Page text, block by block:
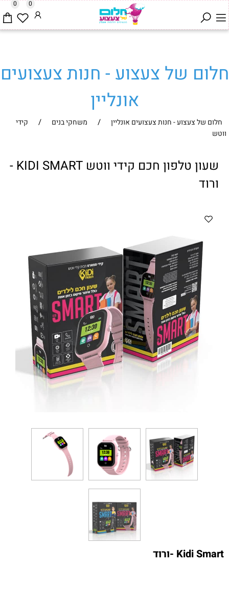
0 0
חלום של צעצוע - חנות צעצועים
אונליין
חלום של צעצוע - חנות צעצועים אונליין / משחקי בנים /
קידי
ווטש
שעון טלפון חכם קידי ווטש KIDI SMART -
ורוד
Kidi Smart -ורוד